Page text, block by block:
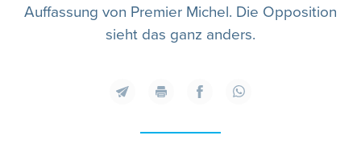
Auffassung von Premier Michel. Die Opposition
sieht das ganz anders.